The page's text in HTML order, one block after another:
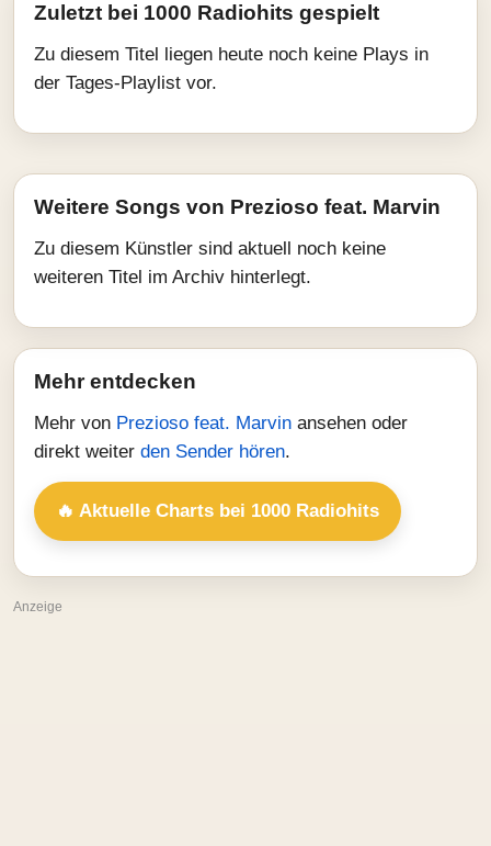
Zuletzt bei 1000 Radiohits gespielt
Zu diesem Titel liegen heute noch keine Plays in
der Tages-Playlist vor.
Weitere Songs von Prezioso feat. Marvin
Zu diesem Künstler sind aktuell noch keine
weiteren Titel im Archiv hinterlegt.
Mehr entdecken
Mehr von Prezioso feat. Marvin ansehen oder
direkt weiter den Sender hören.
🔥 Aktuelle Charts bei 1000 Radiohits
Anzeige